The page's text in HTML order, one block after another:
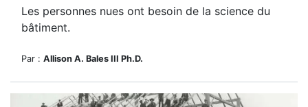
Les personnes nues ont besoin de la science du
bâtiment.
Par : Allison A. Bales III Ph.D.